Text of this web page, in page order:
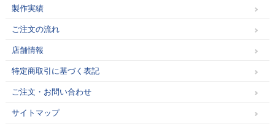
製作実績
ご注文の流れ
店舗情報
特定商取引に基づく表記
ご注文・お問い合わせ
サイトマップ